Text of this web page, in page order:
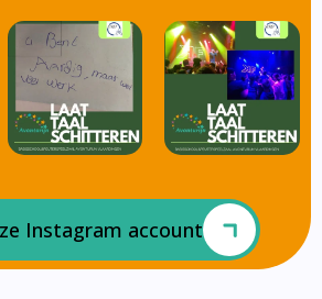
Instagram account